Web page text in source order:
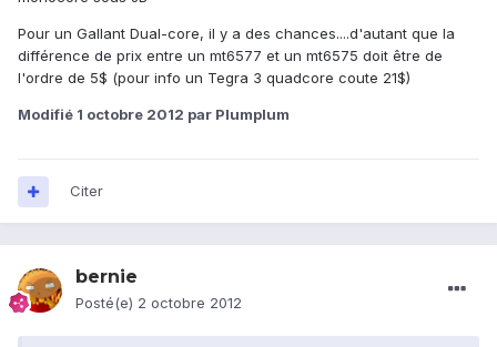
Pour un Gallant Dual-core, il y a des chances....d'autant que la
différence de prix entre un mt6577 et un mt6575 doit être de
l'ordre de 5$ (pour info un Tegra 3 quadcore coute 21$)
Modifié 1 octobre 2012 par Plumplum
Citer
bernie
Posté(e) 2 octobre 2012